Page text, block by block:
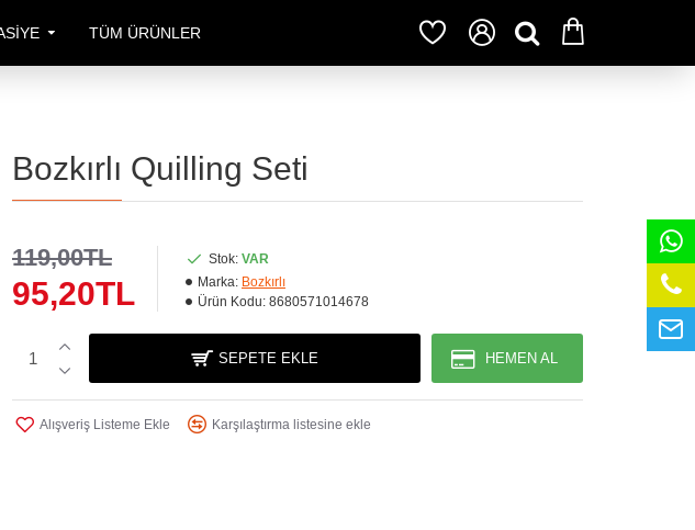
TÜM ÜRÜNLER
Bozkırlı Quilling Seti
95,20TL
119,00TL Stok: VAR
Marka: Bozkırlı
Ürün Kodu: 8680571014678
SEPETE EKLE HEMEN AL
Alışveriş Listeme Ekle Karşılaştırma listesine ekle